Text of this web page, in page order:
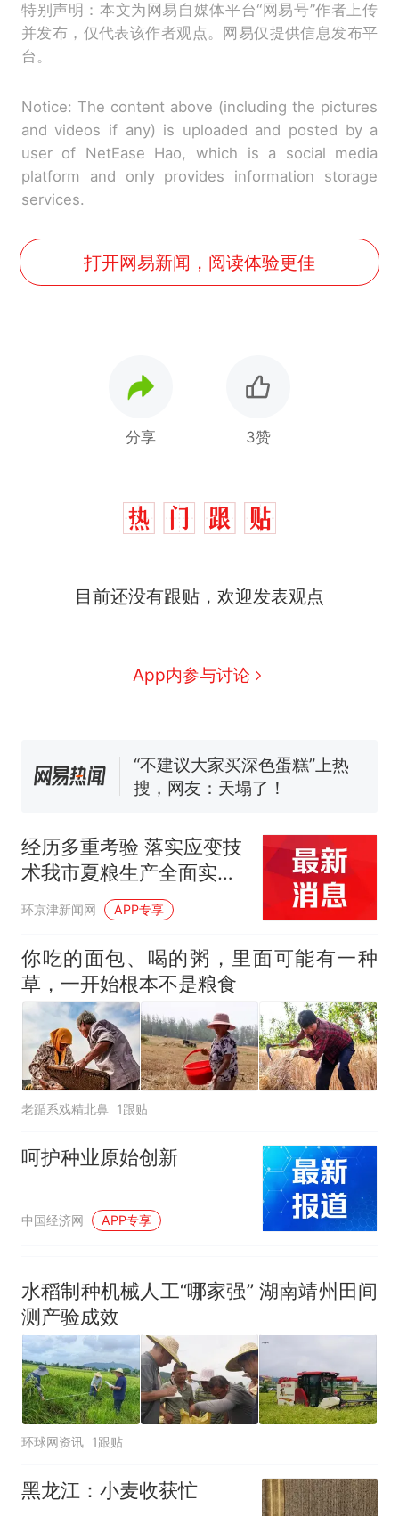
特别声明：本文为网易自媒体平台“网易号”作者上传
并发布，仅代表该作者观点。网易仅提供信息发布平
台。
Notice: The content above (including the pictures
and videos if any) is uploaded and posted by a
user of NetEase Hao, which is a social media
platform and only provides information storage
services.
打开网易新闻，阅读体验更佳
分享 3赞
目前还没有跟贴，欢迎发表观点
App内参与讨论
热
那个在床头放菜刀的女孩，
交5060元才肯搬上楼！女子傻
佛山一中学招聘物理教师，笔
南航一航班疑向乘客发放西梅
汁，致多名乘客在飞行途中排
人只有2个厕所；客服回应：并
非每架飞机都会发放西梅汁
因老师一句“跟我回家”改写了
人生
经历多重考验 落实应变技
术我市夏粮生产全面实现
能种尽种
环京津新闻网 APP专享
你吃的面包、喝的粥，里面可能有一种
草，一开始根本不是粮食
老踲系戏精北鼻 1跟贴
呵护种业原始创新
中国经济网 APP专享
水稻制种机械人工“哪家强” 湖南靖州田间
测产验成效
环球网资讯 1跟贴
黑龙江：小麦收获忙